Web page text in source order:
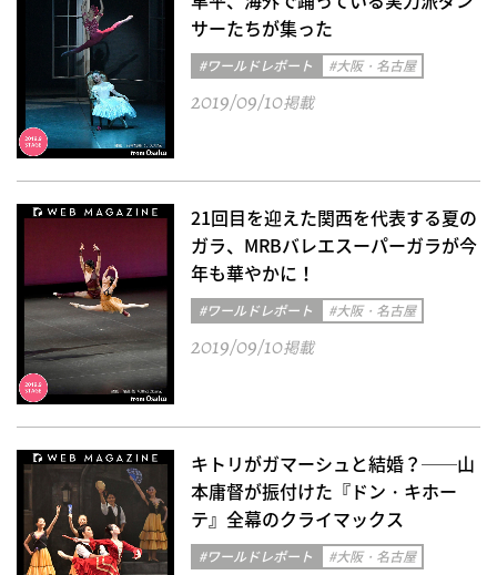
サーたちが集った
#ワールドレポート #大阪・名古屋
2019/09/10掲載
21回目を迎えた関西を代表する夏の
ガラ、MRBバレエスーパーガラが今
年も華やかに！
#ワールドレポート #大阪・名古屋
2019/09/10掲載
キトリがガマーシュと結婚？──山
本庸督が振付けた『ドン・キホー
テ』全幕のクライマックス
#ワールドレポート #大阪・名古屋